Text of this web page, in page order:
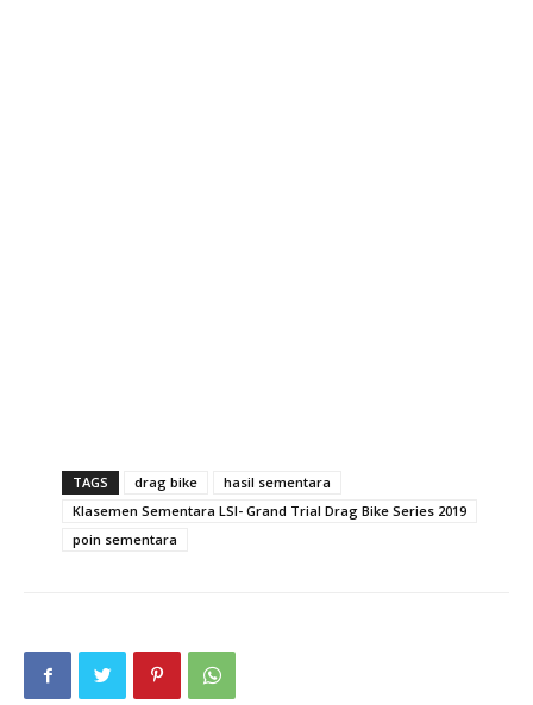
TAGS drag bike
hasil sementara
Klasemen Sementara LSI- Grand Trial Drag Bike Series 2019
poin sementara